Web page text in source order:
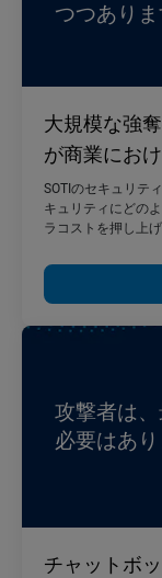
つつありま
大規模な強
が商業にお
SOTIのセキュリテ
キュリティにどの
ラコストを押し上
攻撃者は
必要はあり
チャットボ